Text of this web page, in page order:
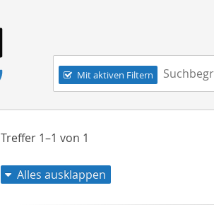
Navigation
Mit aktiven Filtern
Suchbegriff:
Treffer 1–1 von 1
Alles ausklappen